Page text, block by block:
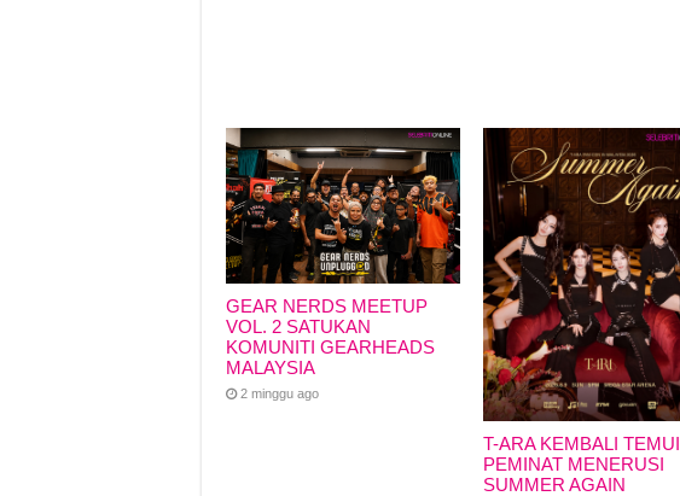
GEAR NERDS MEETUP
VOL. 2 SATUKAN
KOMUNITI GEARHEADS
MALAYSIA
2 minggu ago
T-ARA KEMBALI TEMUI
PEMINAT MENERUSI
SUMMER AGAIN